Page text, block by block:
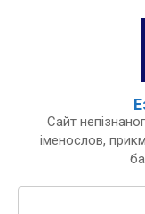
Сайт
іменослов,
Пошук: